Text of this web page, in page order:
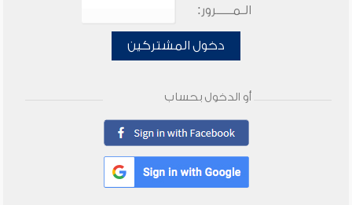
الـمـــــرور:
دخول المشتركين
أو الدخول بحساب